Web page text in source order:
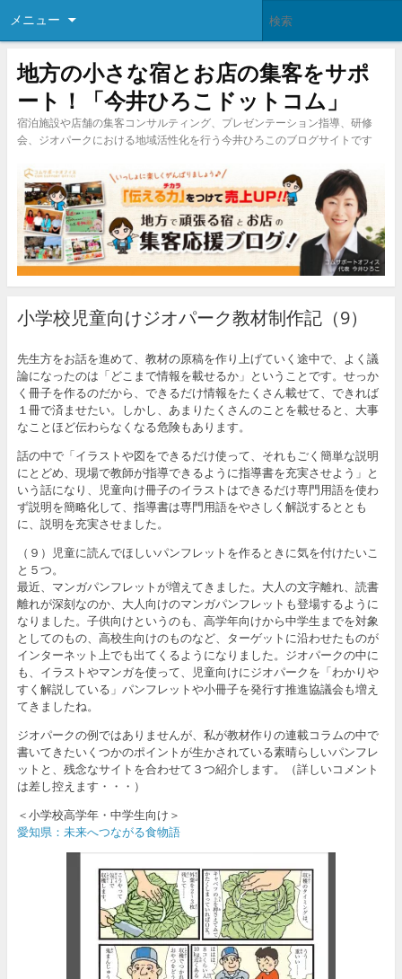
メニュー
地方の小さな宿とお店の集客をサポ
ート！「今井ひろこドットコム」
宿泊施設や店舗の集客コンサルティング、プレゼンテーション指導、研修
会、ジオパークにおける地域活性化を行う今井ひろこのブログサイトです
小学校児童向けジオパーク教材制作記（9）
先生方をお話を進めて、教材の原稿を作り上げていく途中で、よく議
論になったのは「どこまで情報を載せるか」ということです。せっか
く冊子を作るのだから、できるだけ情報をたくさん載せて、できれば
１冊で済ませたい。しかし、あまりたくさんのことを載せると、大事
なことほど伝わらなくなる危険もあります。
話の中で「イラストや図をできるだけ使って、それもごく簡単な説明
にとどめ、現場で教師が指導できるように指導書を充実させよう」と
いう話になり、児童向け冊子のイラストはできるだけ専門用語を使わ
ず説明を簡略化して、指導書は専門用語をやさしく解説するととも
に、説明を充実させました。
（９）児童に読んでほしいパンフレットを作るときに気を付けたいこ
と５つ。
最近、マンガパンフレットが増えてきました。大人の文字離れ、読書
離れが深刻なのか、大人向けのマンガパンフレットも登場するように
なりました。子供向けというのも、高学年向けから中学生までを対象
としてのもの、高校生向けのものなど、ターゲットに沿わせたものが
インターネット上でも出てくるようになりました。ジオパークの中に
も、イラストやマンガを使って、児童向けにジオパークを「わかりや
すく解説している」パンフレットや小冊子を発行す推進協議会も増え
てきましたね。
ジオパークの例ではありませんが、私が教材作りの連載コラムの中で
書いてきたいくつかのポイントが生かされている素晴らしいパンフレ
ットと、残念なサイトを合わせて３つ紹介します。（詳しいコメント
は差し控えます・・・）
＜小学校高学年・中学生向け＞
愛知県：未来へつながる食物語